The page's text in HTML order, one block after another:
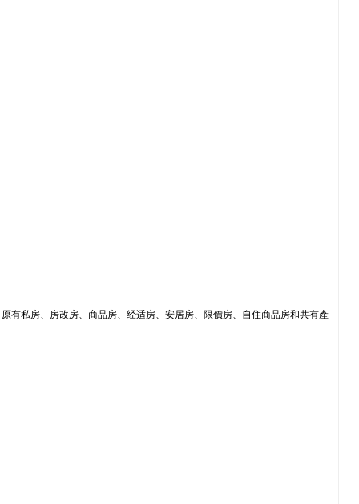
有私房、房改房、商品房、经适房、安居房、限價房、自住商品房和共有產